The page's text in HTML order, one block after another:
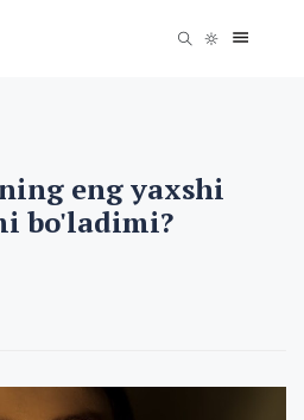
eng yaxshi
bo'ladimi?